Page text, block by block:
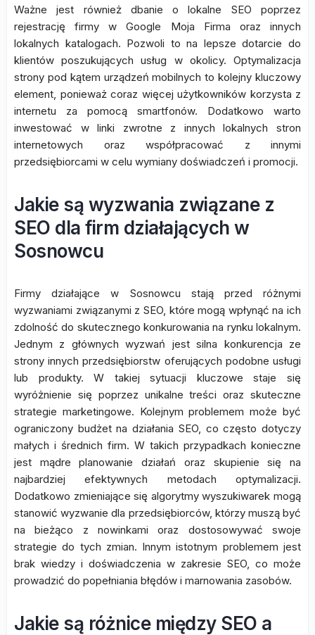
Ważne jest również dbanie o lokalne SEO poprzez
rejestrację firmy w Google Moja Firma oraz innych
lokalnych katalogach. Pozwoli to na lepsze dotarcie do
klientów poszukujących usług w okolicy. Optymalizacja
strony pod kątem urządzeń mobilnych to kolejny kluczowy
element, ponieważ coraz więcej użytkowników korzysta z
internetu za pomocą smartfonów. Dodatkowo warto
inwestować w linki zwrotne z innych lokalnych stron
internetowych oraz współpracować z innymi
przedsiębiorcami w celu wymiany doświadczeń i promocji.
Jakie są wyzwania związane z
SEO dla firm działających w
Sosnowcu
Firmy działające w Sosnowcu stają przed różnymi
wyzwaniami związanymi z SEO, które mogą wpłynąć na ich
zdolność do skutecznego konkurowania na rynku lokalnym.
Jednym z głównych wyzwań jest silna konkurencja ze
strony innych przedsiębiorstw oferujących podobne usługi
lub produkty. W takiej sytuacji kluczowe staje się
wyróżnienie się poprzez unikalne treści oraz skuteczne
strategie marketingowe. Kolejnym problemem może być
ograniczony budżet na działania SEO, co często dotyczy
małych i średnich firm. W takich przypadkach konieczne
jest mądre planowanie działań oraz skupienie się na
najbardziej efektywnych metodach optymalizacji.
Dodatkowo zmieniające się algorytmy wyszukiwarek mogą
stanowić wyzwanie dla przedsiębiorców, którzy muszą być
na bieżąco z nowinkami oraz dostosowywać swoje
strategie do tych zmian. Innym istotnym problemem jest
brak wiedzy i doświadczenia w zakresie SEO, co może
prowadzić do popełniania błędów i marnowania zasobów.
Jakie są różnice między SEO a